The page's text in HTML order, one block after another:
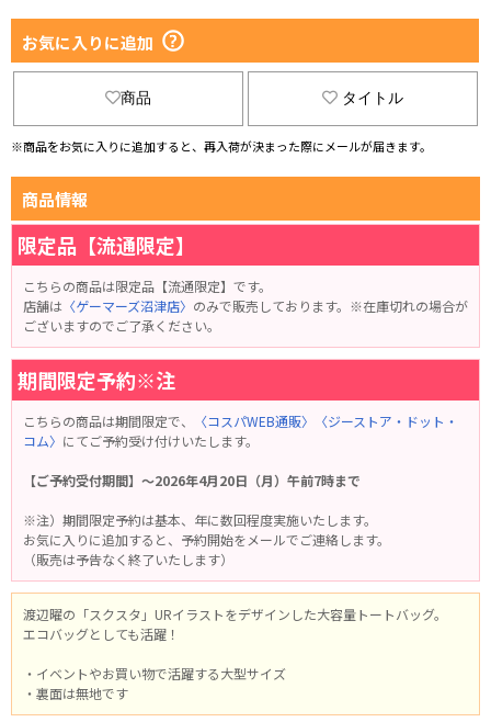
お気に入りに追加
商品 タイトル
※商品をお気に入りに追加すると、再入荷が決まった際にメールが届きます。
商品情報
限定品【流通限定】
こちらの商品は限定品【流通限定】です。
店舗は 〈ゲーマーズ沼津店〉 のみで販売しております。※在庫切れの場合が
ございますのでご了承ください。
期間限定予約※注
こちらの商品は期間限定で、 〈コスパWEB通販〉
〈ジーストア・ドット・
コム〉 にてご予約受け付けいたします。
【ご予約受付期間】～2026年4月20日（月）午前7時まで
※注）期間限定予約は基本、年に数回程度実施いたします。
お気に入りに追加すると、予約開始をメールでご連絡します。
（販売は予告なく終了いたします）
渡辺曜の「スクスタ」URイラストをデザインした大容量トートバッグ。
エコバッグとしても活躍！
・イベントやお買い物で活躍する大型サイズ
・裏面は無地です